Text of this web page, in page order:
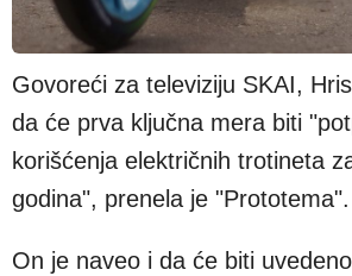
Govoreći za televiziju SKAI,
da će prva ključna mera biti
korišćenja električnih trotineta
godina", prenela je "Prototema".
On je naveo i da će biti